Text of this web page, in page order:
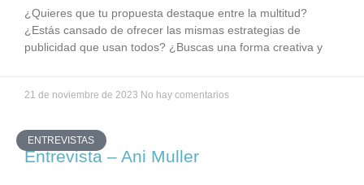
¿Quieres que tu propuesta destaque entre la multitud?
¿Estás cansado de ofrecer las mismas estrategias de
publicidad que usan todos? ¿Buscas una forma creativa y
21 de noviembre de 2023 No hay comentarios
ENTREVISTAS
Entrevista – Ani Muller